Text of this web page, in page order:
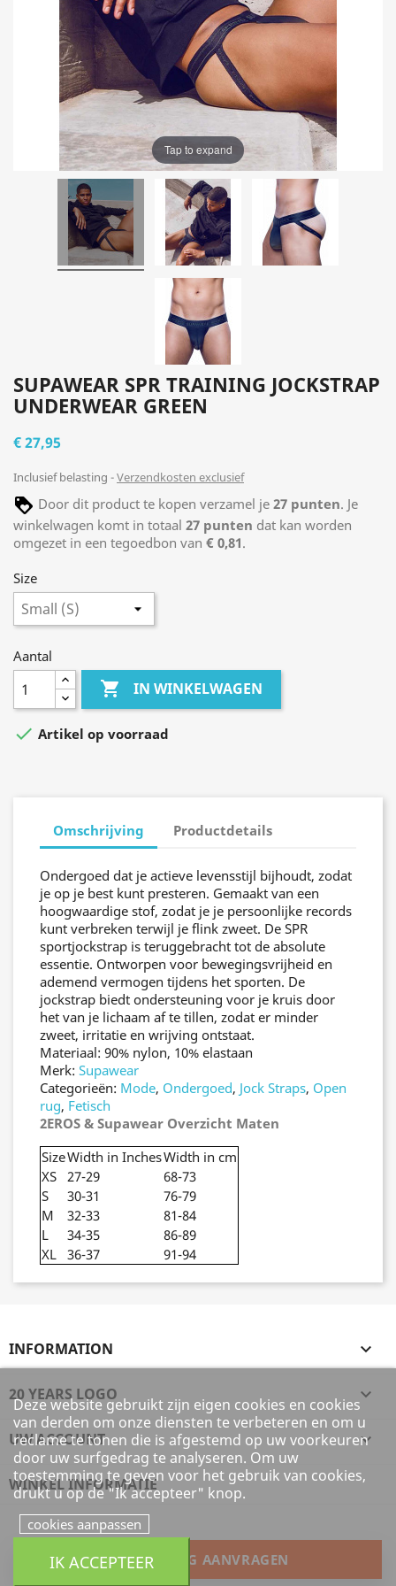
Tap to expand
SUPAWEAR SPR TRAINING JOCKSTRAP
UNDERWEAR GREEN
€ 27,95
Inclusief belasting Verzendkosten exclusief
Door dit product te kopen verzamel je 27 punten. Je
winkelwagen komt in totaal 27 punten dat kan worden
omgezet in een tegoedbon van € 0,81.
Size
Aantal
 IN WINKELWAGEN
 Artikel op voorraad
Omschrijving Productdetails
Ondergoed dat je actieve levensstijl bijhoudt, zodat
je op je best kunt presteren. Gemaakt van een
hoogwaardige stof, zodat je je persoonlijke records
kunt verbreken terwijl je flink zweet. De SPR
sportjockstrap is teruggebracht tot de absolute
essentie. Ontworpen voor bewegingsvrijheid en
ademend vermogen tijdens het sporten. De
jockstrap biedt ondersteuning voor je kruis door
het van je lichaam af te tillen, zodat er minder
zweet, irritatie en wrijving ontstaat.
Materiaal: 90% nylon, 10% elastaan
Merk: Supawear
Categorieën: Mode, Ondergoed, Jock Straps, Open
rug, Fetisch
2EROS & Supawear Overzicht Maten
SizeWidth in InchesWidth in cm
XS
27-29
68-73
S
30-31
76-79
M
32-33
81-84
L
34-35
86-89
XL
36-37 91-94
INFORMATION 
20 YEARS LOGO 
UW ACCOUNT 
WINKEL INFORMATIE
HERROEPING AANVRAGEN
Deze website gebruikt zijn eigen cookies en cookies
van derden om onze diensten te verbeteren en om u
reclame te tonen die is afgestemd op uw voorkeuren
door uw surfgedrag te analyseren. Om uw
toestemming te geven voor het gebruik van cookies,
drukt u op de "Ik accepteer" knop.
cookies aanpassen
IK ACCEPTEER